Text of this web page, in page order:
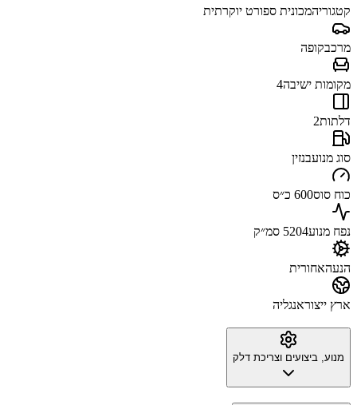
קטגוריהמכונית ספורט יוקרתית
מרכבקופה
מקומות ישיבה4
דלתות2
סוג מנועבנזין
כוח סוס600 כ״ס
נפח מנוע5204 סמ״ק
הנעהאחורית
ארץ ייצוראנגליה
מנוע, ביצועים וצריכת דלק